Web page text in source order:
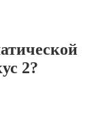
2?